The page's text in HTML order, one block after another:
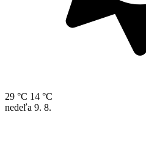
29 °C 14 °C
nedeľa 9. 8.